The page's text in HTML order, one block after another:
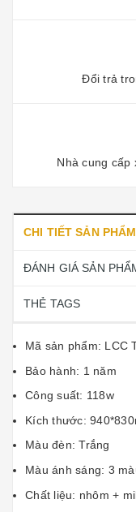
Đổi trả
Nhà cung cấp
CHI TIẾT SẢN PHẨM
ĐÁNH GIÁ SẢN
THẺ TAGS
Mã sản phẩm: LCC
Bảo hành: 1 năm
Công suất: 118w
Kích thước:
Màu đèn: Trắng
Màu ánh sáng: 3
Chất liệu: nhôm +